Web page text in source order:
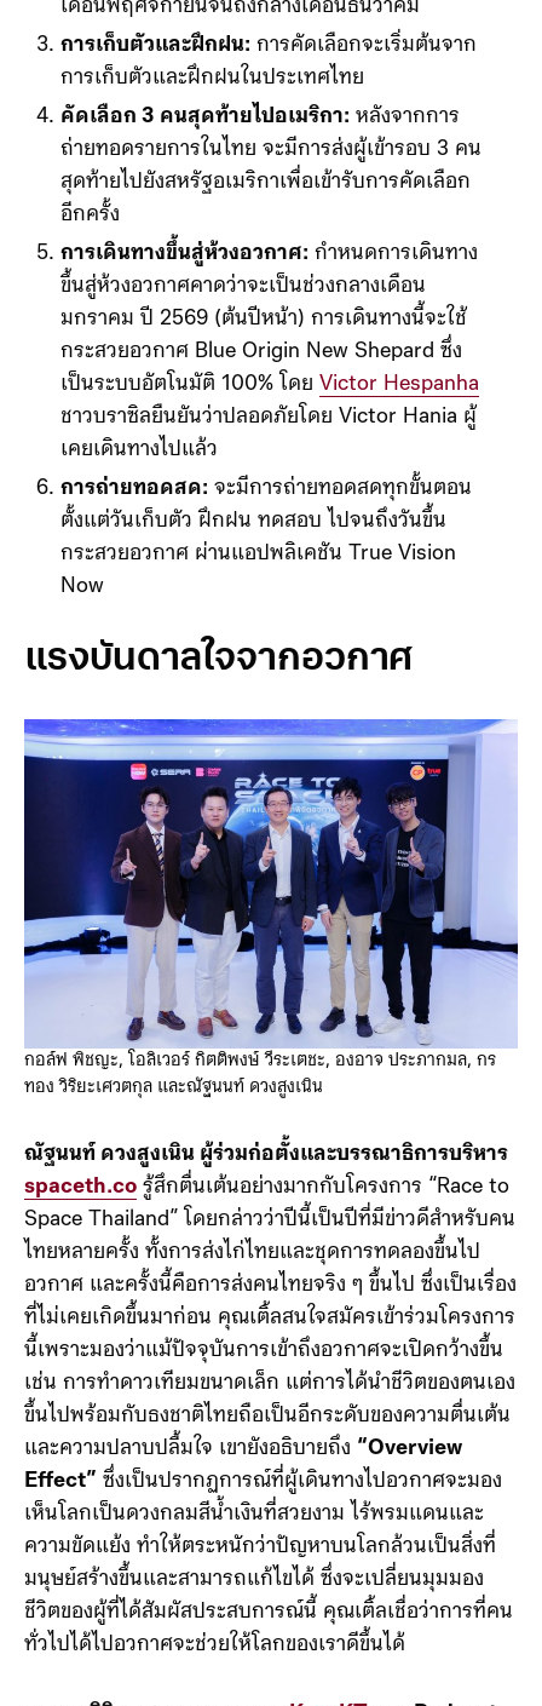
ช่วงเวลาออกอากาศ:รายการจะเริ่มถ่ายทอดใน
เดือนพฤศจิกายนจนถึงกลางเดือนธันวาคม
การเก็บตัวและฝึกฝน:การคัดเลือกจะเริ่มต้นจาก
การเก็บตัวและฝึกฝนในประเทศไทย
คัดเลือก 3 คนสุดท้ายไปอเมริกา:หลังจากการ
ถ่ายทอดรายการในไทย จะมีการส่งผู้เข้ารอบ 3 คน
สุดท้ายไปยังสหรัฐอเมริกาเพื่อเข้ารับการคัดเลือก
อีกครั้ง
การเดินทางขึ้นสู่ห้วงอวกาศ: กำหนดการเดินทาง
ขึ้นสู่ห้วงอวกาศคาดว่าจะเป็นช่วงกลางเดือน
มกราคม ปี 2569 (ต้นปีหน้า) การเดินทางนี้จะใช้
กระสวยอวกาศ Blue Origin New Shepard ซึ่ง
เป็นระบบอัตโนมัติ 100% โดย
ชาวบราซิลยืนยันว่าปลอดภัยโดย Victor Hania ผู้
เคยเดินทางไปแล้ว
การถ่ายทอดสด:จะมีการถ่ายทอดสดทุกขั้นตอน
ตั้งแต่วันเก็บตัว ฝึกฝน ทดสอบ ไปจนถึงวันขึ้น
Now
แรงบันดาลใจจากอวกาศ
ทอง วิริยะเศวตกุล และณัฐนนท์ ดวงสูงเนิน
ณัฐนนท์ ดวงสูงเนิน ผู้ร่วมก่อตั้งและบรรณาธิการบริหาร
spaceth.coรู้สึกตื่นเต้นอย่างมากกับโครงการ “Race to
Space Thailand” โดยกล่าวว่าปีนี้เป็นปีที่มีข่าวดีสำหรับคน
ไทยหลายครั้ง ทั้งการส่งไก่ไทยและชุดการทดลองขึ้นไป
อวกาศ และครั้งนี้คือการส่งคนไทยจริง ๆ ขึ้นไป ซึ่งเป็นเรื่อง
ที่ไม่เคยเกิดขึ้นมาก่อน คุณเติ้ลสนใจสมัครเข้าร่วมโครงการ
นี้เพราะมองว่าแม้ปัจจุบันการเข้าถึงอวกาศจะเปิดกว้างขึ้น
เช่น การทำดาวเทียมขนาดเล็ก แต่การได้นำชีวิตของตนเอง
ขึ้นไปพร้อมกับธงชาติไทยถือเป็นอีกระดับของความตื่นเต้น
และความปลาบปลื้มใจ เขายังอธิบายถึง“Overview
Effect”ซึ่งเป็นปรากฏการณ์ที่ผู้เดินทางไปอวกาศจะมอง
เห็นโลกเป็นดวงกลมสีน้ำเงินที่สวยงาม ไร้พรมแดนและ
ความขัดแย้ง ทำให้ตระหนักว่าปัญหาบนโลกล้วนเป็นสิ่งที่
มนุษย์สร้างขึ้นและสามารถแก้ไขได้ ซึ่งจะเปลี่ยนมุมมอง